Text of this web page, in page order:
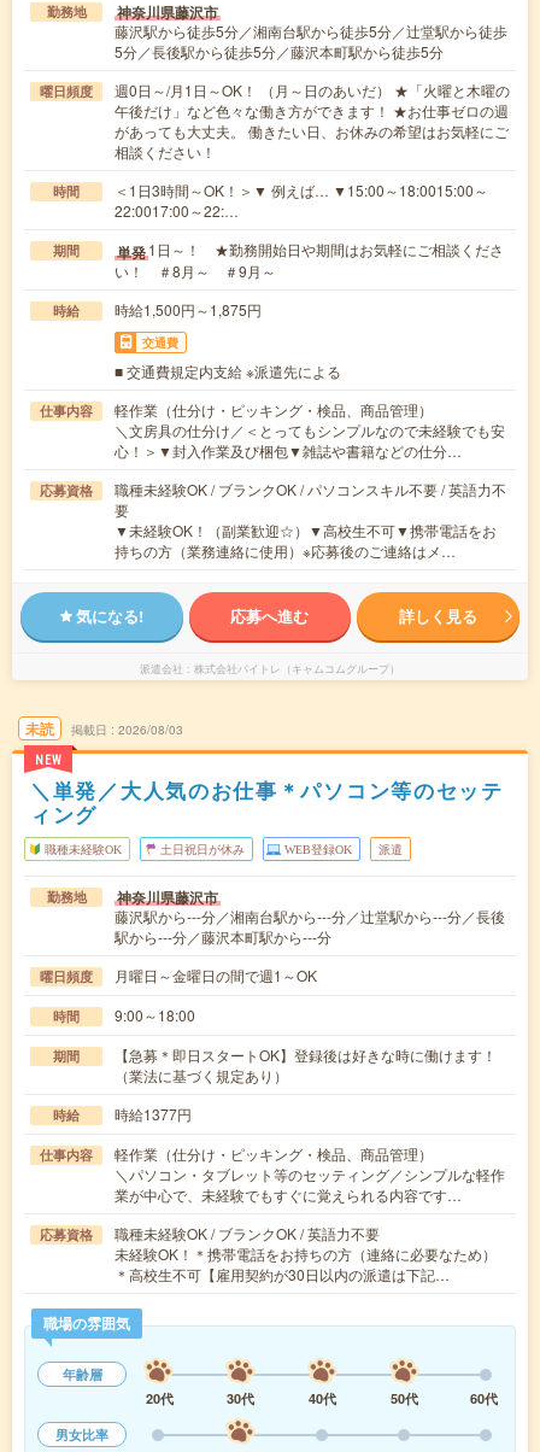
勤務地 神奈川県藤沢市
藤沢駅から徒歩5分／湘南台駅から徒歩5分／辻堂駅から徒歩
5分／長後駅から徒歩5分／藤沢本町駅から徒歩5分
曜日頻度
週0日～/月1日～OK！ （月～日のあいだ） ★「火曜と木曜の
午後だけ」など色々な働き方ができます！ ★お仕事ゼロの週
があっても大丈夫。 働きたい日、お休みの希望はお気軽にご
相談ください！
時間
＜1日3時間～OK！＞▼ 例えば… ▼15:00～18:0015:00～
22:0017:00～22:…
期間 単発1日～！ ★勤務開始日や期間はお気軽にご相談くださ
い！ ＃8月～ ＃9月～
時給 時給1,500円～1,875円
交通費
■ 交通費規定内支給 ※派遣先による
仕事内容
軽作業（仕分け・ピッキング・検品、商品管理）
＼文房具の仕分け／＜とってもシンプルなので未経験でも安
心！＞▼封入作業及び梱包▼雑誌や書籍などの仕分…
応募資格
職種未経験OK / ブランクOK / パソコンスキル不要 / 英語力不
要
▼未経験OK！（副業歓迎☆）▼高校生不可▼携帯電話をお
持ちの方（業務連絡に使用）※応募後のご連絡はメ…
気になる! 応募へ進む 詳しく見る
派遣会社 株式会社バイトレ（キャムコムグループ）
未読
NEW
掲載日 2026/08/03
＼単発／大人気のお仕事＊パソコン等のセッテ
ィング
職種未経験OK 土日祝日が休み WEB登録OK 派遣
勤務地 神奈川県藤沢市
藤沢駅から---分／湘南台駅から---分／辻堂駅から---分／長後
駅から---分／藤沢本町駅から---分
曜日頻度 月曜日～金曜日の間で週1～OK
時間 9:00～18:00
期間
【急募＊即日スタートOK】登録後は好きな時に働けます！
（業法に基づく規定あり）
時給 時給1377円
仕事内容
軽作業（仕分け・ピッキング・検品、商品管理）
＼パソコン・タブレット等のセッティング／シンプルな軽作
業が中心で、未経験でもすぐに覚えられる内容です…
応募資格
職種未経験OK / ブランクOK / 英語力不要
未経験OK！＊携帯電話をお持ちの方（連絡に必要なため）
＊高校生不可【雇用契約が30日以内の派遣は下記…
職場の雰囲気
年齢層
20代
30代 40代 50代
60代
男女比率